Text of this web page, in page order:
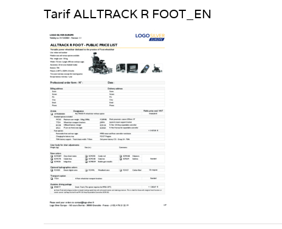
Tarif ALLTRACK R FOOT_EN